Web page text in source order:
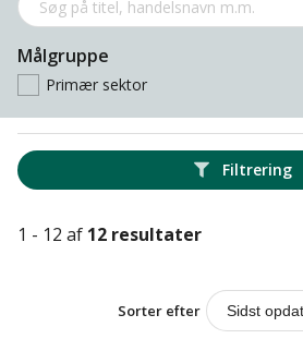
Målgruppe
Primær sektor
Filtrering
1 - 12 af 12 resultater
Sorter efter